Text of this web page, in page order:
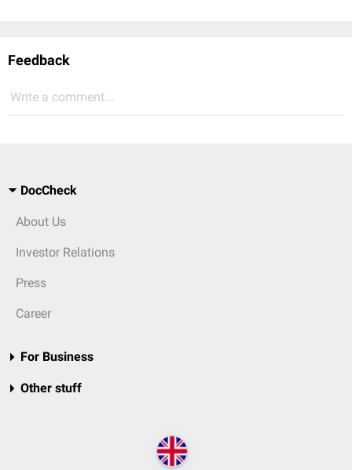
Feedback
Write a comment...
DocCheck
About Us
Investor Relations
Press
Career
For Business
Other stuff